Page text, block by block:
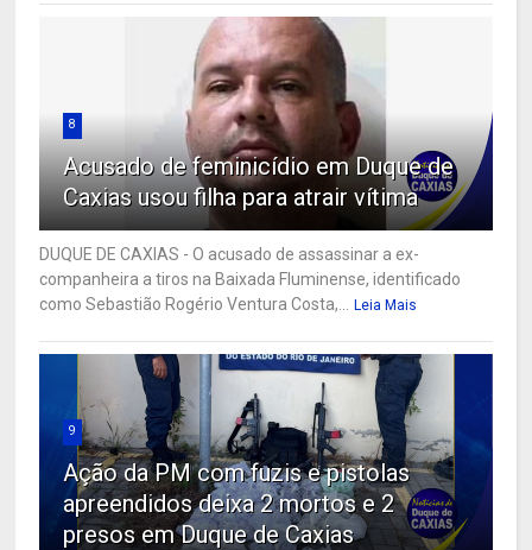
8
Acusado de feminicídio em Duque de
Caxias usou filha para atrair vítima
DUQUE DE CAXIAS - O acusado de assassinar a ex-
companheira a tiros na Baixada Fluminense, identificado
como Sebastião Rogério Ventura Costa,...
Leia Mais
9
Ação da PM com fuzis e pistolas
apreendidos deixa 2 mortos e 2
presos em Duque de Caxias